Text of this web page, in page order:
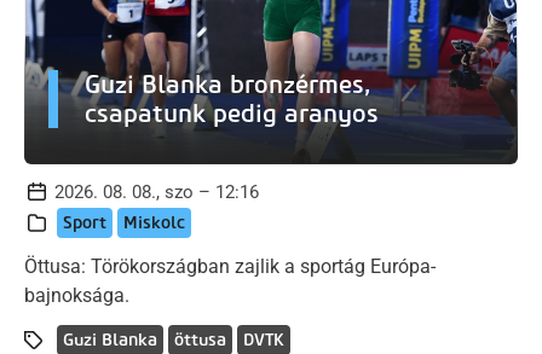
Guzi Blanka bronzérmes,
csapatunk pedig aranyos
2026. 08. 08., szo – 12:16
Sport Miskolc
Öttusa: Törökországban zajlik a sportág Európa-
bajnoksága.
Guzi Blanka öttusa DVTK